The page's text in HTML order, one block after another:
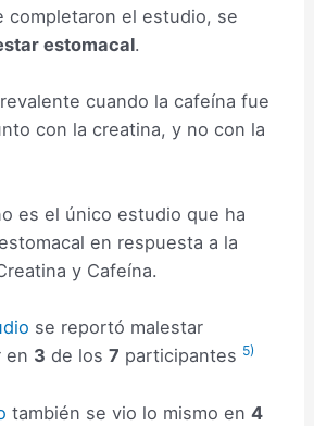
completaron el estudio, se
estomacal.
cuando la cafeína fue
con la creatina, y no con la
es el único estudio que ha
en respuesta a la
y Cafeína.
se reportó malestar
en 3 de los7 participantes 5)
también se vio lo mismo en4